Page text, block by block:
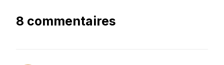
8 commentaires